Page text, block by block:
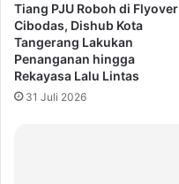
Tiang PJU Roboh di Flyover
Cibodas, Dishub Kota
Tangerang Lakukan
Penanganan hingga
Rekayasa Lalu Lintas
31 Juli 2026